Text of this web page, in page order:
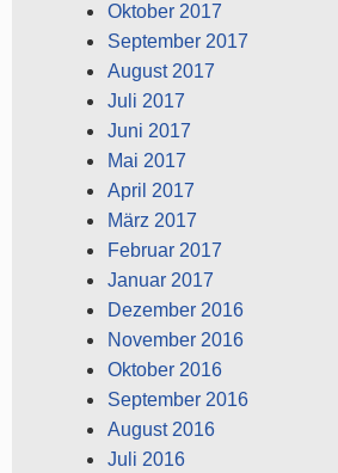
Oktober 2017
September 2017
August 2017
Juli 2017
Juni 2017
Mai 2017
April 2017
März 2017
Februar 2017
Januar 2017
Dezember 2016
November 2016
Oktober 2016
September 2016
August 2016
Juli 2016